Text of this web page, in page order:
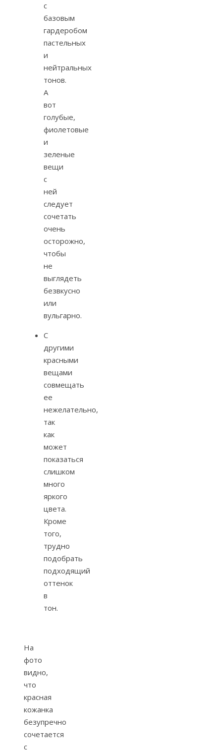
с
базовым
гардеробом
пастельных
и
нейтральных
тонов.
А
вот
голубые,
фиолетовые
и
зеленые
вещи
с
ней
следует
сочетать
очень
осторожно,
чтобы
не
выглядеть
безвкусно
или
вульгарно.
С
другими
красными
вещами
совмещать
ее
нежелательно,
так
как
может
показаться
слишком
много
яркого
цвета.
Кроме
того,
трудно
подобрать
подходящий
оттенок
в
тон.
На
фото
видно,
что
красная
кожанка
безупречно
сочетается
с